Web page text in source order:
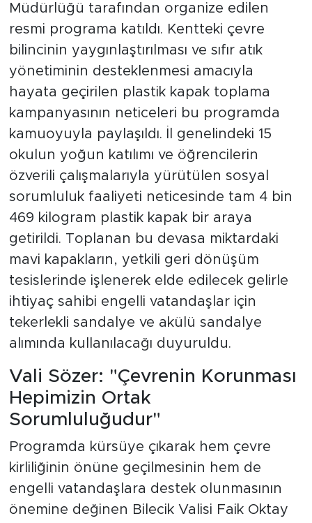
Müdürlüğü tarafından organize edilen
resmi programa katıldı. Kentteki çevre
bilincinin yaygınlaştırılması ve sıfır atık
yönetiminin desteklenmesi amacıyla
hayata geçirilen plastik kapak toplama
kampanyasının neticeleri bu programda
kamuoyuyla paylaşıldı. İl genelindeki 15
okulun yoğun katılımı ve öğrencilerin
özverili çalışmalarıyla yürütülen sosyal
sorumluluk faaliyeti neticesinde tam 4 bin
469 kilogram plastik kapak bir araya
getirildi. Toplanan bu devasa miktardaki
mavi kapakların, yetkili geri dönüşüm
tesislerinde işlenerek elde edilecek gelirle
ihtiyaç sahibi engelli vatandaşlar için
tekerlekli sandalye ve akülü sandalye
alımında kullanılacağı duyuruldu.
Vali Sözer: "Çevrenin Korunması
Hepimizin Ortak
Sorumluluğudur"
Programda kürsüye çıkarak hem çevre
kirliliğinin önüne geçilmesinin hem de
engelli vatandaşlara destek olunmasının
önemine değinen Bilecik Valisi Faik Oktay